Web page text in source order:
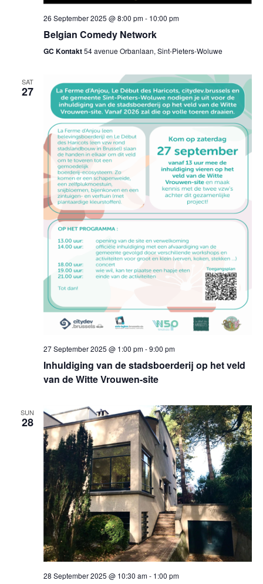
26 September 2025 @ 8:00 pm- 10:00 pm
Belgian Comedy Network
GC Kontakt54 avenue Orbanlaan, Sint-Pieters-Woluwe
SAT
27
27 September 2025 @ 1:00 pm-9:00 pm
Inhuldiging van de stadsboerderij op het veld
van de Witte Vrouwen-site
SUN
28
28 September 2025 @ 10:30 am- 1:00 pm